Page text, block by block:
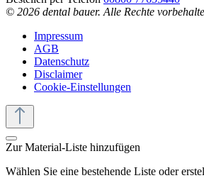
© 2026 dental bauer. Alle Rechte
Impressum
AGB
Datenschutz
Disclaimer
Cookie-Einstellungen
Zur Material-Liste hinzufügen
Wählen Sie eine bestehende Liste oder